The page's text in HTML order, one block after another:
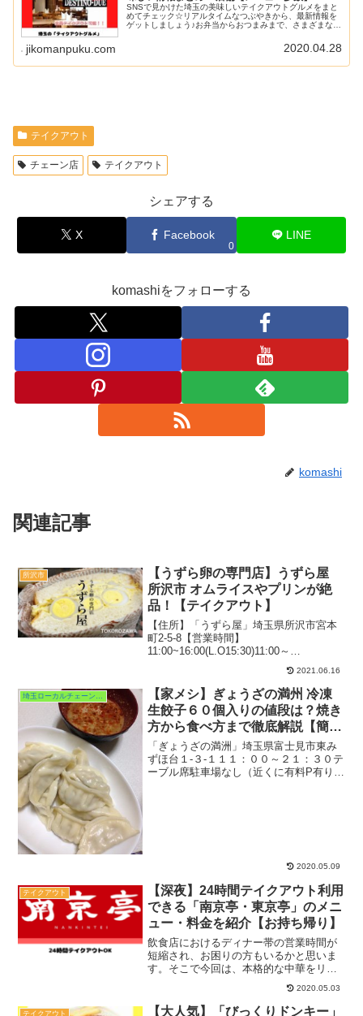
SNSで見かけた埼玉の美味しいテイクアウトグルメをまと
めてチェック☆リアルタイムなつぶやきから、最新情報を
ゲットしましょう♪お弁当からおつまみまで、さまざまなメ
jikomanpuku.com 2020.04.28
テイクアウト
チェーン店 テイクアウト
シェアする
X Facebook
0
LINE
komashiをフォローする
komashi
関連記事
所沢市
【うずら卵の専門店】うずら屋
所沢市 オムライスやプリンが絶
品！【テイクアウト】
【住所】「うずら屋」埼玉県所沢市宮本
町2-5-8【営業時間】
11:00~16:00(L.O15:30)11:00～
18:00(L.O17:30)定休日：日曜TEL：04-
2935-3000以前はイートインがあったけど
現在休止中駐車場：あり2...
2021.06.16
埼玉ローカルチェーン・ブランド
【家メシ】ぎょうざの満州 冷凍
生餃子６０個入りの値段は？焼き
方から食べ方まで徹底解説【簡
単】
「ぎょうざの満洲」埼玉県富士見市東み
ずほ台１-３-１１１：００～２１：３０テ
ーブル席駐車場なし（近くに有料P有り）
2020.05.09
テイクアウト
【深夜】24時間テイクアウト利用
できる「南京亭・東京亭」のメニ
ュー・料金を紹介【お持ち帰り】
飲食店におけるディナー帯の営業時間が
短縮され、お困りの方もいるかと思いま
す。そこで今回は、本格的な中華をリー
ズナブルな価格でいただけることで人気
の『南京亭・東京亭』のテイクアウトメ
ニューを紹介！今では貴重な24時間体制
2020.05.03
テイクアウト
【大人気】「びっくりドンキー」